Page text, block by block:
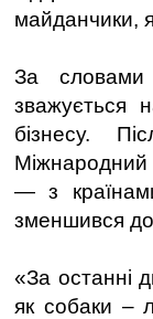
майданчики,
За словами
зважується
бізнесу.
Міжнародний
— з
зменшився
«За останні
як собаки –